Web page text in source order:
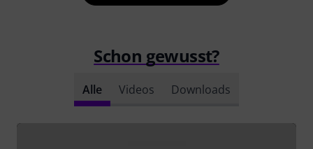
Schon gewusst?
Alle Videos Downloads